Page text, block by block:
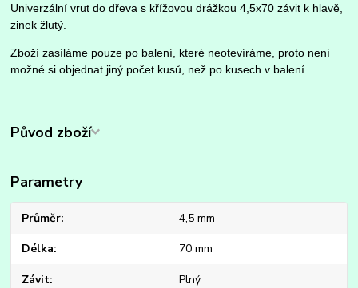
Univerzální vrut do dřeva s křížovou drážkou 4,5x70 závit k hlavě,
zinek žlutý.
Zboží zasíláme pouze po balení, které neotevíráme, proto není
možné si objednat jiný počet kusů, než po kusech v balení.
Původ zboží
Parametry
Průměr 4,5 mm
Délka 70 mm
Závit Plný